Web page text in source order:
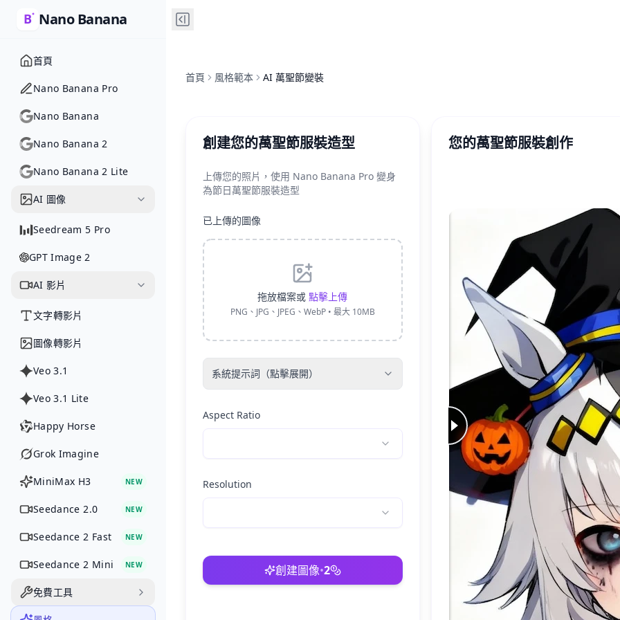
Nano Banana
首頁
Nano Banana Pro
Nano Banana
Nano Banana 2
Nano Banana 2 Lite
AI 圖像
Seedream 5 Pro
GPT Image 2
AI 影片
文字轉影片
圖像轉影片
Veo 3.1
Veo 3.1 Lite
Happy Horse
Grok Imagine
MiniMax H3 NEW
Seedance 2.0 NEW
Seedance 2 Fast NEW
Seedance 2 Mini NEW
免費工具
首頁 風格範本 AI 萬聖節變裝
創建您的萬聖節服裝造型
上傳您的照片，使用 Nano Banana Pro 變身
為節日萬聖節服裝造型
已上傳的圖像
拖放檔案或 點擊上傳
PNG、JPG、JPEG、WebP • 最大 10MB
系統提示詞（點擊展開）
Aspect Ratio
Resolution
創建圖像•2
您的萬聖節服裝創作